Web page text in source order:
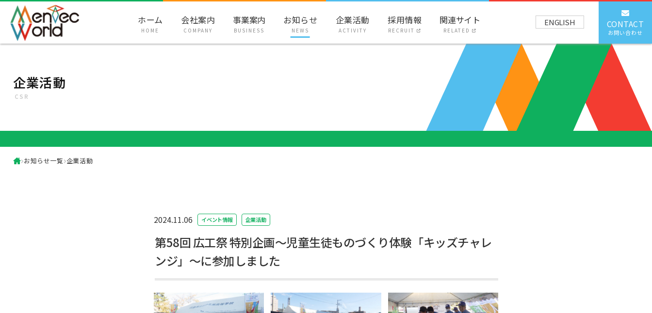
ホーム
HOME
会社案内
COMPANY
事業案内
BUSINESS
お知らせ
NEWS
企業活動
ACTIVITY
採用情報
RECRUIT
関連サイト
RELATED
ENGLISH CONTACT
お問い合わせ
企業活動
CSR
お知らせ一覧 企業活動
2024.11.06 イベント情報 企業活動
第58回 広工祭 特別企画～児童生徒ものづくり体験「キッズチャレ
ンジ」～に参加しました